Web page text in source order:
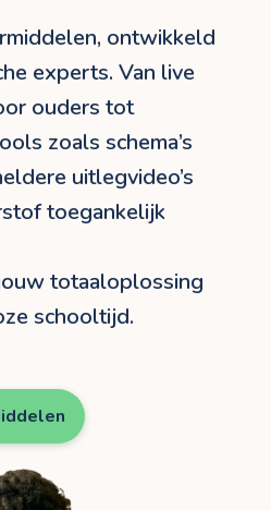
ontwikkeld
experts. Van live
ouders tot
zoals schema’s
uitlegvideo’s
toegankelijk
totaaloplossing
schooltijd.